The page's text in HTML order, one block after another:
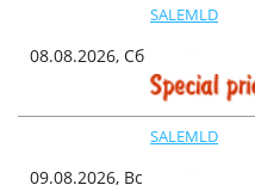
08.08.2026, Сб
SALEMLD
09.08.2026, Вс
SALEMLD